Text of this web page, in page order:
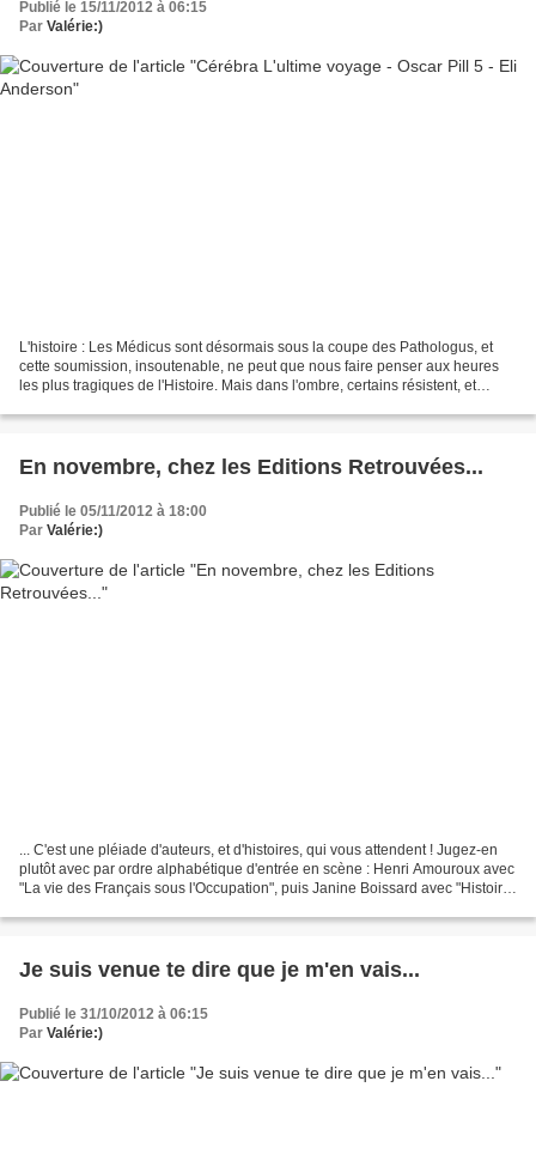
Publié le 15/11/2012 à 06:15
Par Valérie:)
L'histoire : Les Médicus sont désormais sous la coupe des Pathologus, et
cette soumission, insoutenable, ne peut que nous faire penser aux heures
les plus tragiques de l'Histoire. Mais dans l'ombre, certains résistent, et
En novembre, chez les Editions Retrouvées...
Publié le 05/11/2012 à 18:00
Par Valérie:)
... C'est une pléiade d'auteurs, et d'histoires, qui vous attendent ! Jugez-en
plutôt avec par ordre alphabétique d'entrée en scène : Henri Amouroux avec
"La vie des Français sous l'Occupation", puis Janine Boissard avec "Histoire
Je suis venue te dire que je m'en vais...
Publié le 31/10/2012 à 06:15
Par Valérie:)